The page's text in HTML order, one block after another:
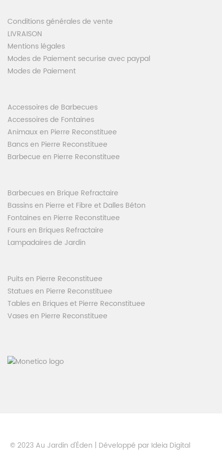
Conditions générales de vente
LIVRAISON
Mentions légales
Modes de Paiement securise avec paypal
Modes de Paiement
Accessoires de Barbecues
Accessoires de Fontaines
Animaux en Pierre Reconstituee
Bancs en Pierre Reconstituee
Barbecue en Pierre Reconstituee
Barbecues en Brique Refractaire
Bassins en Pierre et Fibre et Dalles Béton
Fontaines en Pierre Reconstituee
Fours en Briques Refractaire
Lampadaires de Jardin
Puits en Pierre Reconstituee
Statues en Pierre Reconstituee
Tables en Briques et Pierre Reconstituee
Vases en Pierre Reconstituee
© 2023 Au Jardin d'Éden | Développé par Ideia Digital